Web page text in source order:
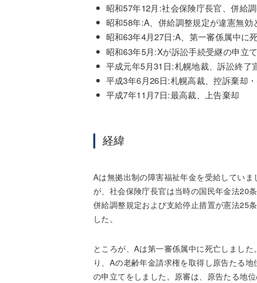
昭和57年12月:社会保険庁長官、併給
昭和58年:A、併給調整規定が違憲無
昭和63年4月27日:A、第一審係属中に
昭和63年5月:Xが訴訟手続受継の申立て
平成元年5月31日:札幌地裁、訴訟終了
平成3年6月26日:札幌高裁、控訴棄却
平成7年11月7日:最高裁、上告棄却
経緯
Aは無拠出制の障害福祉年金を受給してい
が、社会保険庁長官は当時の国民年金法20
併給調整規定および支給停止措置が憲法25
した。
ところが、Aは第一審係属中に死亡しまし
り、Aの老齢年金請求権を取得し原告たる
の申立てをしました。原審は、原告たる地